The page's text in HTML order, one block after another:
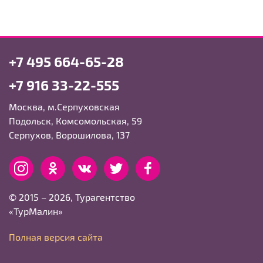
+7 495 664-65-28
+7 916 33-22-555
Москва, м.Серпуховская
Подольск, Комсомольская, 59
Серпухов, Ворошилова, 137
InstagramОдноклассники
вКонтакте
Twitter Facebook
© 2015 – 2026, Турагентство
«ТурМалин»
Полная версия сайта